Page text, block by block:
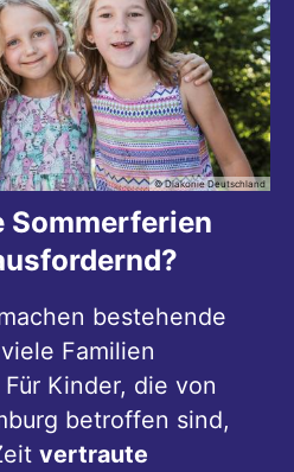
© Diakonie Deutschland
Sommerferien
bestehende
Familien
Kinder, die von
betroffen sind,
vertraute